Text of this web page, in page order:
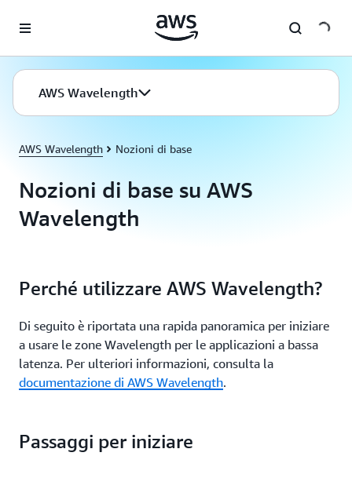
AWS Wavelength
AWS Wavelength Nozioni di base
Nozioni di base su AWS
Wavelength
Perché utilizzare AWS Wavelength?
Di seguito è riportata una rapida panoramica per iniziare
a usare le zone Wavelength per le applicazioni a bassa
latenza. Per ulteriori informazioni, consulta la
documentazione di AWS Wavelength.
Passaggi per iniziare